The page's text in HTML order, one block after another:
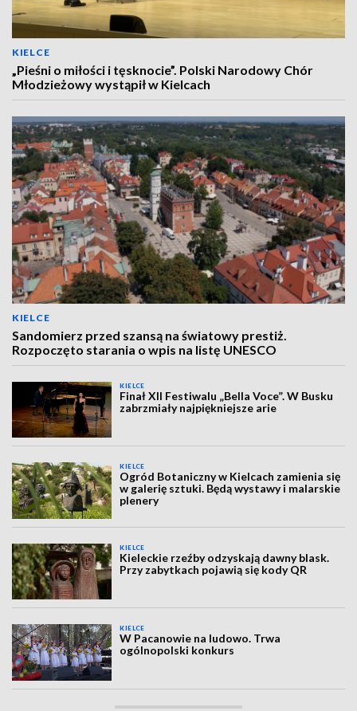
KIELCE
„Pieśni o miłości i tęsknocie”. Polski Narodowy Chór
Młodzieżowy wystąpił w Kielcach
KIELCE
Sandomierz przed szansą na światowy prestiż.
Rozpoczęto starania o wpis na listę UNESCO
KIELCE
Finał XII Festiwalu „Bella Voce”. W Busku
zabrzmiały najpiękniejsze arie
KIELCE
Ogród Botaniczny w Kielcach zamienia się
w galerię sztuki. Będą wystawy i malarskie
plenery
KIELCE
Kieleckie rzeźby odzyskają dawny blask.
Przy zabytkach pojawią się kody QR
KIELCE
W Pacanowie na ludowo. Trwa
ogólnopolski konkurs